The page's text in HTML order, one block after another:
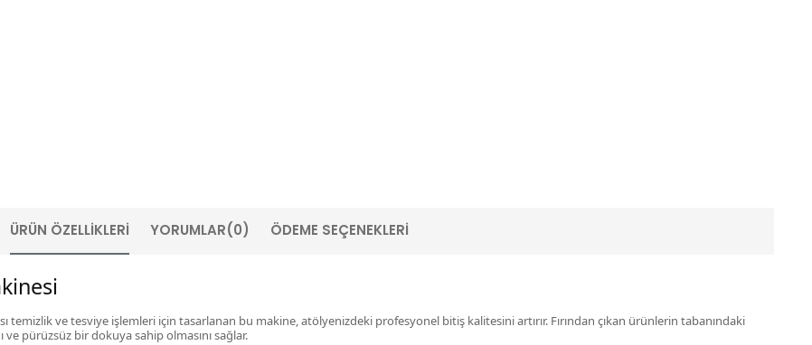
ÜRÜN ÖZELLIKLERI YORUMLAR(0) ÖDEME SEÇENEKLERI
temizlik ve tesviye işlemleri için tasarlanan bu makine, atölyenizdeki profesyonel bitiş kalitesini artırır. Fırından çıkan ürünlerin tabanındaki
pürüzsüz bir dokuya sahip olmasını sağlar.